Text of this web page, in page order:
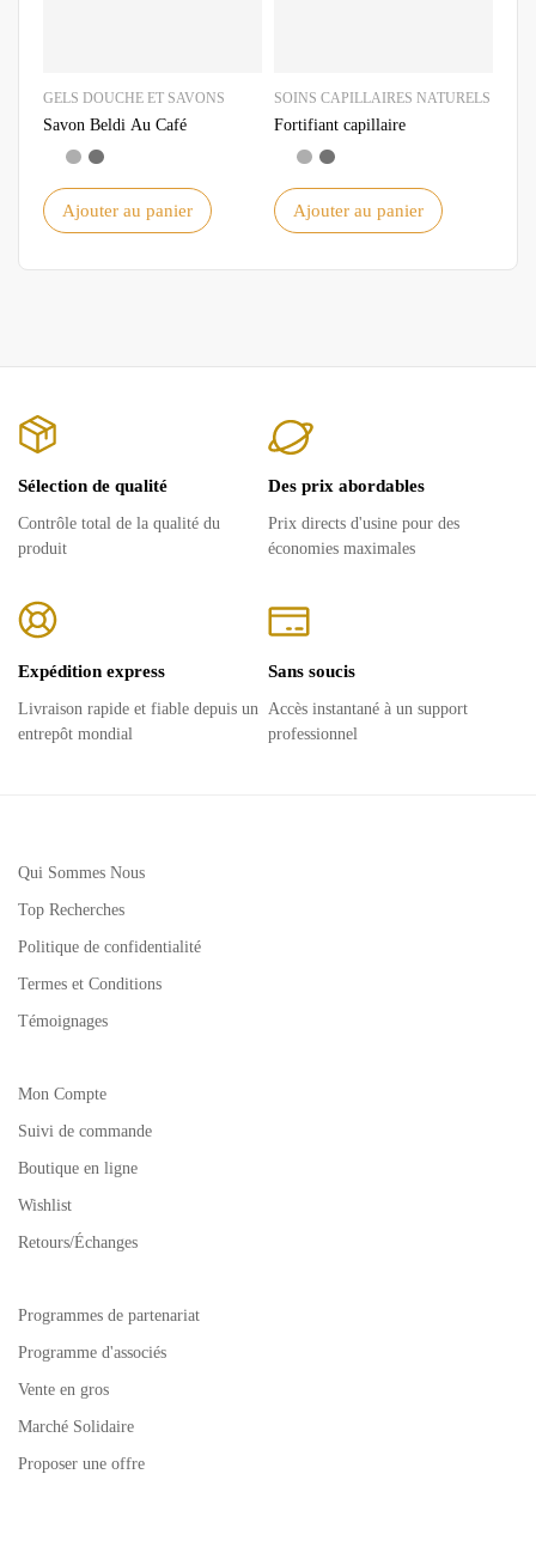
GELS DOUCHE ET SAVONS
Savon Beldi Au Café
Ajouter au panier
SOINS CAPILLAIRES NATURELS
Fortifiant capillaire
Ajouter au panier
Sélection de qualité
Contrôle total de la qualité du
produit
Des prix abordables
Prix ​​directs d'usine pour des
économies maximales
Expédition express
Livraison rapide et fiable depuis un
entrepôt mondial
Sans soucis
Accès instantané à un support
professionnel
Qui Sommes Nous
Top Recherches
Politique de confidentialité
Termes et Conditions
Témoignages
Mon Compte
Suivi de commande
Boutique en ligne
Wishlist
Retours/Échanges
Programmes de partenariat
Programme d'associés
Vente en gros
Marché Solidaire
Proposer une offre